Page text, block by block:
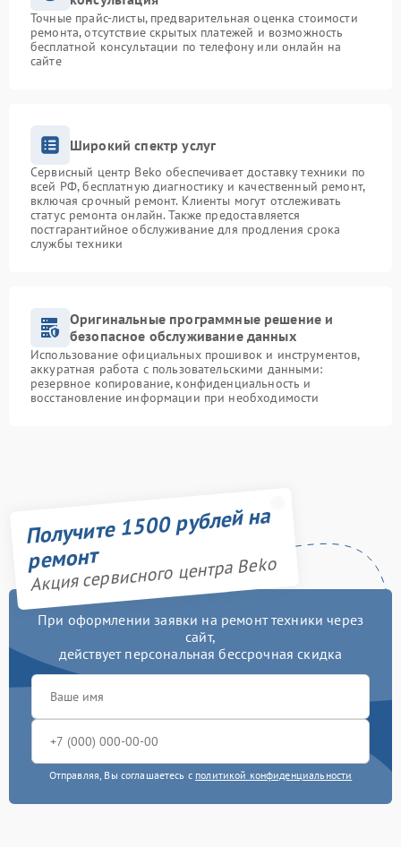
Точные прайс-листы, предварительная оценка стоимости
ремонта, отсутствие скрытых платежей и возможность
бесплатной консультации по телефону или онлайн на
сайте
Широкий спектр услуг
Сервисный центр Beko обеспечивает доставку техники по
всей РФ, бесплатную диагностику и качественный ремонт,
включая срочный ремонт. Клиенты могут отслеживать
статус ремонта онлайн. Также предоставляется
постгарантийное обслуживание для продления срока
службы техники
Оригинальные программные решение и
безопасное обслуживание данных
Использование официальных прошивок и инструментов,
аккуратная работа с пользовательскими данными:
резервное копирование, конфиденциальность и
восстановление информации при необходимости
Получите 1500 рублей на
ремонт
Акция сервисного центра Beko
При оформлении заявки на ремонт техники через
сайт,
действует персональная бессрочная скидка
Отправляя, Вы соглашаетесь с политикой конфиденциальности